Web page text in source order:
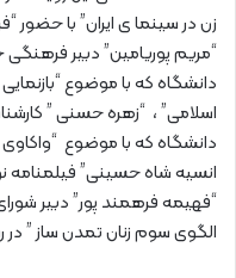
زن در سینما ی ایران” با حضور
“مریم پوریامین” دبیر فرهنگی
دانشگاه که با موضوع
اسلامی” ، “زهره حسنی ”
دانشگاه که با موضوع
انسیه شاه حسینی” فیلمنامه
“فهیمه فرهمند پور” دبیر
الگوی سوم زنان تمدن ساز ” در